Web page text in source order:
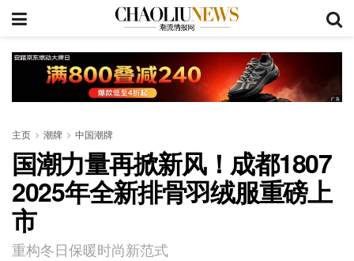
主页 潮牌 中国潮牌
国潮力量再掀新风！成都1807
2025年全新排骨羽绒服重磅上
市
重构冬日保暖时尚新范式